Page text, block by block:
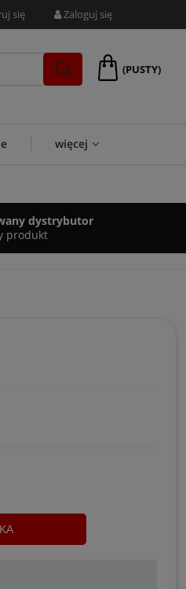
się Zaloguj się
(PUSTY)
więcej
dystrybutor
produkt